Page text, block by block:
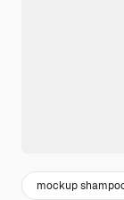
mockup